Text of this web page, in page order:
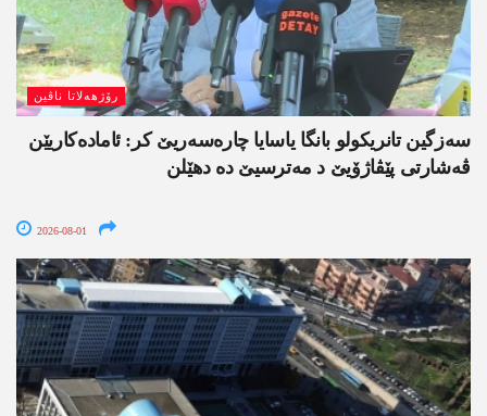
رۆژھەلاتا ناڤین
سەزگین تانریکولو بانگا یاسایا چارەسەریێ کر: ئامادەکاریێن
ڤەشارتی پێڤاژۆیێ د مەترسیێ دە دھێلن
2026-08-01